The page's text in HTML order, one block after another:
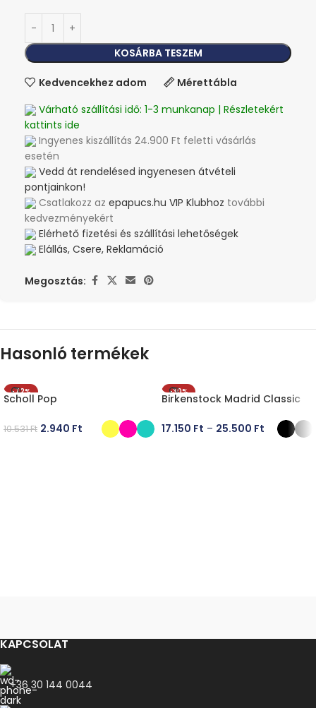
KOSÁRBA TESZEM
Kedvencekhez adom
Mérettábla
Várható szállítási idő: 1-3 munkanap | Részletekért
kattints ide
Ingyenes kiszállítás 24.900 Ft feletti vásárlás
esetén
Vedd át rendelésed ingyenesen átvételi
pontjainkon!
Csatlakozz az epapucs.hu VIP Klubhoz további
kedvezményekért
Elérhető fizetési és szállítási lehetőségek
Elállás, Csere, Reklamáció
Megosztás:
Hasonló termékek
-72%
Scholl Pop
10.531Ft 2.940 Ft
-30%
Birkenstock Madrid Classic
17.150 Ft – 25.500 Ft
KAPCSOLAT
+36 30 144 0044